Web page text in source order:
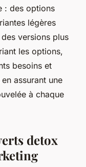
: des options
légères
versions plus
les options,
besoins et
assurant une
à chaque
detox